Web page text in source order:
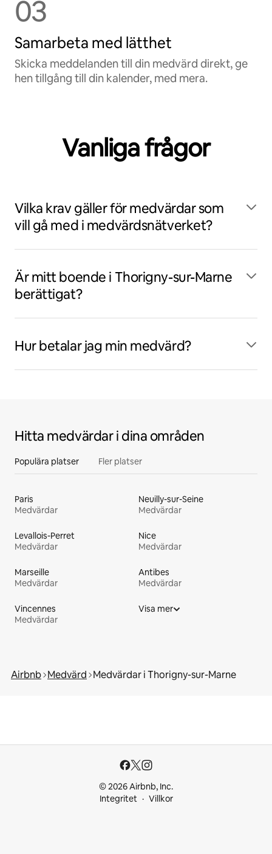
03
Samarbeta med lätthet
Skicka meddelanden till din medvärd direkt, ge
hen tillgång till din kalender, med mera.
Vanliga frågor
Vilka krav gäller för medvärdar som
vill gå med i medvärdsnätverket?
Är mitt boende i Thorigny-sur-Marne
berättigat?
Hur betalar jag min medvärd?
Hitta medvärdar i dina områden
Populära platser Fler platser
Paris
Medvärdar
Neuilly-sur-Seine
Medvärdar
Levallois-Perret
Medvärdar
Nice
Medvärdar
Marseille
Medvärdar
Antibes
Medvärdar
Vincennes
Medvärdar
Visa mer
Airbnb Medvärd Medvärdar i Thorigny-sur-Marne
© 2026 Airbnb, Inc.
Integritet
Villkor